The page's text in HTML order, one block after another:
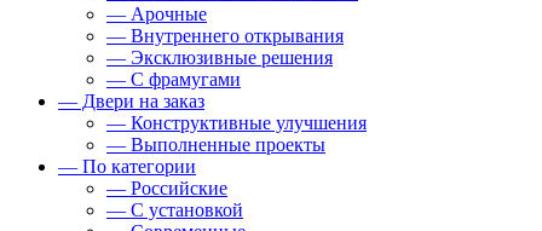
— Арочные
— Внутреннего открывания
— Эксклюзивные решения
— С фрамугами
— Двери на заказ
— Конструктивные улучшения
— Выполненные проекты
— По категории
— Российские
— С установкой